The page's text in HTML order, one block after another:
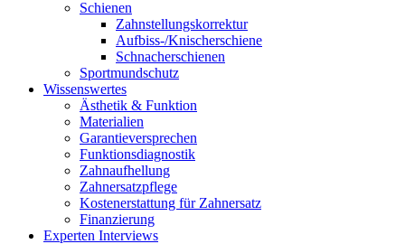
Schienen
Zahnstellungskorrektur
Aufbiss-/Knischerschiene
Schnacherschienen
Sportmundschutz
Wissenswertes
Ästhetik & Funktion
Materialien
Garantieversprechen
Funktionsdiagnostik
Zahnaufhellung
Zahnersatzpflege
Kostenerstattung für Zahnersatz
Finanzierung
Experten Interviews